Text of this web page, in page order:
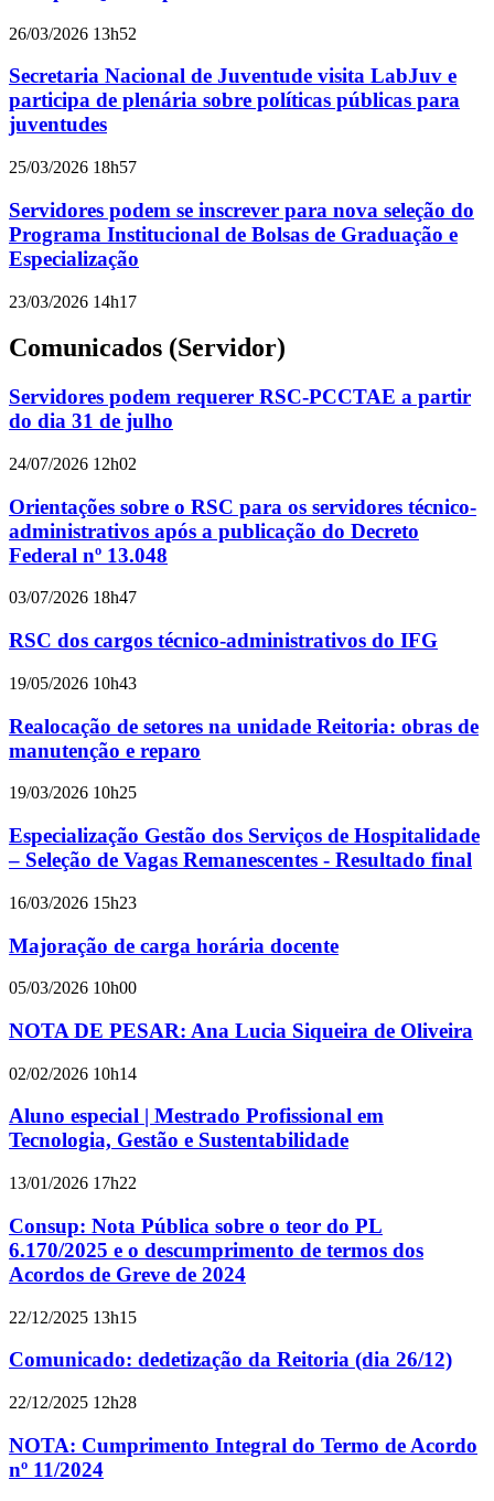
26/03/2026 13h52
Secretaria Nacional de Juventude visita LabJuv e
participa de plenária sobre políticas públicas para
juventudes
25/03/2026 18h57
Servidores podem se inscrever para nova seleção do
Programa Institucional de Bolsas de Graduação e
Especialização
23/03/2026 14h17
Comunicados (Servidor)
Servidores podem requerer RSC-PCCTAE a partir
do dia 31 de julho
24/07/2026 12h02
Orientações sobre o RSC para os servidores técnico-
administrativos após a publicação do Decreto
Federal nº 13.048
03/07/2026 18h47
RSC dos cargos técnico-administrativos do IFG
19/05/2026 10h43
Realocação de setores na unidade Reitoria: obras de
manutenção e reparo
19/03/2026 10h25
Especialização Gestão dos Serviços de Hospitalidade
– Seleção de Vagas Remanescentes - Resultado final
16/03/2026 15h23
Majoração de carga horária docente
05/03/2026 10h00
NOTA DE PESAR: Ana Lucia Siqueira de Oliveira
02/02/2026 10h14
Aluno especial | Mestrado Profissional em
Tecnologia, Gestão e Sustentabilidade
13/01/2026 17h22
Consup: Nota Pública sobre o teor do PL
6.170/2025 e o descumprimento de termos dos
Acordos de Greve de 2024
22/12/2025 13h15
Comunicado: dedetização da Reitoria (dia 26/12)
22/12/2025 12h28
NOTA: Cumprimento Integral do Termo de Acordo
nº 11/2024